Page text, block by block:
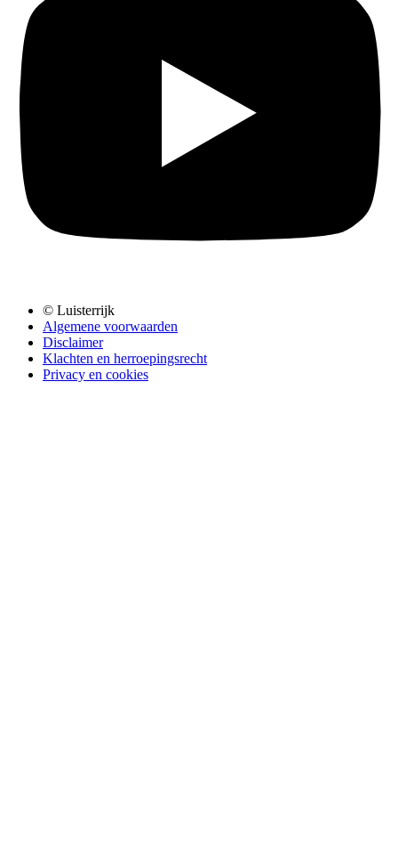
© Luisterrijk
Algemene voorwaarden
Disclaimer
Klachten en herroepingsrecht
Privacy en cookies